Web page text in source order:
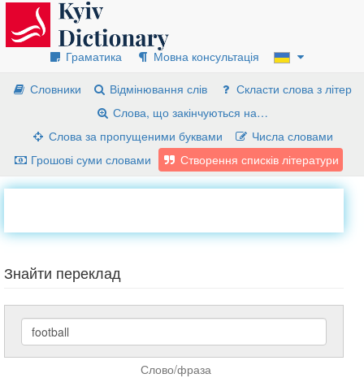
Граматика
Мовна консультація
Словники
Відмінювання слів
Скласти слова з літер
Слова, що закінчуються на…
Слова за пропущеними буквами
Числа словами
Грошові суми словами
Створення списків літератури
Знайти переклад
Слово/фраза